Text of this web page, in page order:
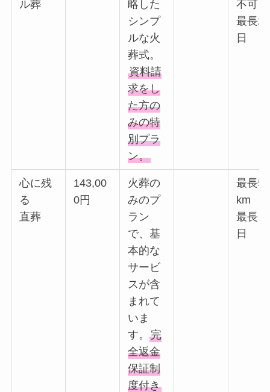
ル葬
略した
シンプ
ルな火
葬式。
資料請
求をし
た方の
みの特
別プラ
ン。
不可
最長2
日
心に残
る
直葬
143,00
0円
火葬の
みのプ
ラン
で、基
本的な
サービ
スが含
まれて
いま
す。完
全返金
保証制
度付き
最長50
km
最長３
日